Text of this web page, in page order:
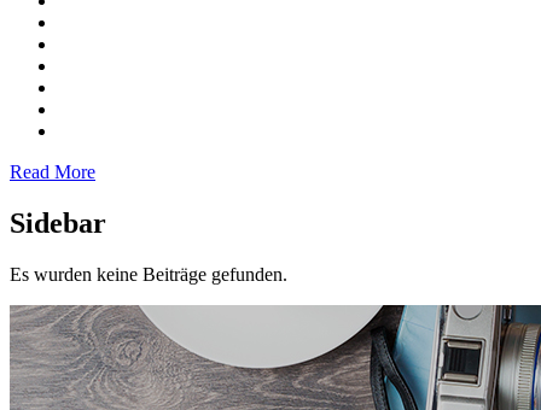
Read More
Sidebar
Es wurden keine Beiträge gefunden.